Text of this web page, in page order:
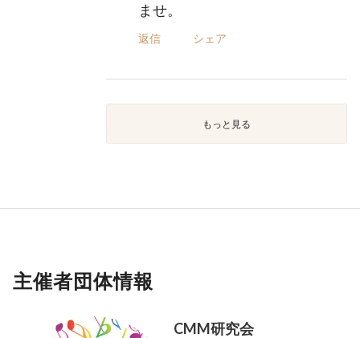
ませ。
返信 シェア
もっと見る
主催者団体情報
CMM研究会